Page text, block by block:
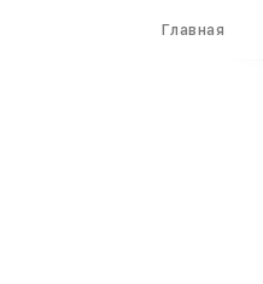
Главная
Вход